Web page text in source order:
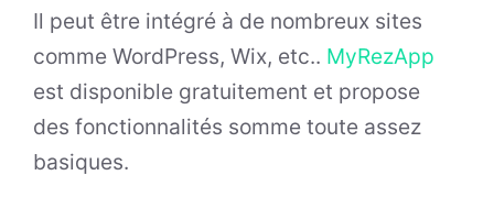
Il peut être intégré à de nombreux sites
comme WordPress, Wix, etc.. MyRezApp
est disponible gratuitement et propose
des fonctionnalités somme toute assez
basiques.